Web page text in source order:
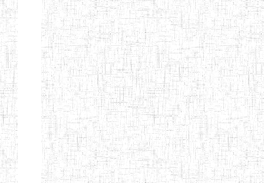
FIERTE
ENIEG TAGA 02/09/2014 ENIEG Privé
ENIET
SIANTOU
04/02/2014 ENIET Privé
ENIEG PRIVEE
GOLDEN
28/08/2009 ENIEG Privé
ENIEG
BILINGUE LE
28/12/2007 ENIEG Privé